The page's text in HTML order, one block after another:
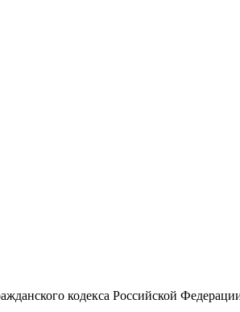
кодекса Российской